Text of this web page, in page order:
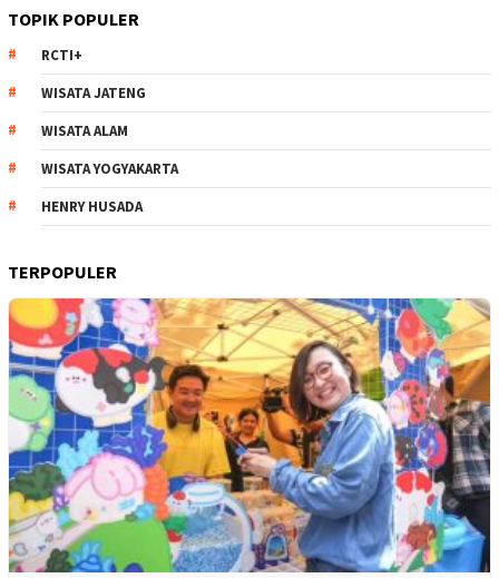
TOPIK POPULER
RCTI+
WISATA JATENG
WISATA ALAM
WISATA YOGYAKARTA
HENRY HUSADA
TERPOPULER